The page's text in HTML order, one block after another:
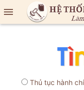

Thủ tục hành